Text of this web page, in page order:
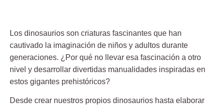
Los dinosaurios son criaturas fascinantes que han
cautivado la imaginación de niños y adultos durante
generaciones. ¿Por qué no llevar esa fascinación a otro
nivel y desarrollar divertidas manualidades inspiradas en
estos gigantes prehistóricos?
Desde crear nuestros propios dinosaurios hasta elaborar